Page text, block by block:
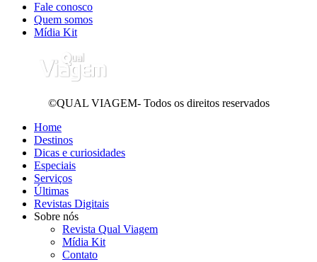
Fale conosco
Quem somos
Mídia Kit
©QUAL VIAGEM- Todos os direitos reservados
Home
Destinos
Dicas e curiosidades
Especiais
Serviços
Últimas
Revistas Digitais
Sobre nós
Revista Qual Viagem
Mídia Kit
Contato